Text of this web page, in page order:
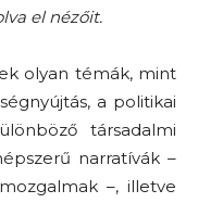
el nézőit.
olyan témák, mint
a politikai
társadalmi
narratívák –
–, illetve